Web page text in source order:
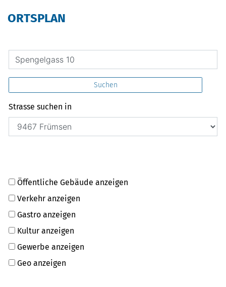
ORTSPLAN
Suchen
Strasse suchen in
Öffentliche Gebäude anzeigen
Verkehr anzeigen
Gastro anzeigen
Kultur anzeigen
Gewerbe anzeigen
Geo anzeigen